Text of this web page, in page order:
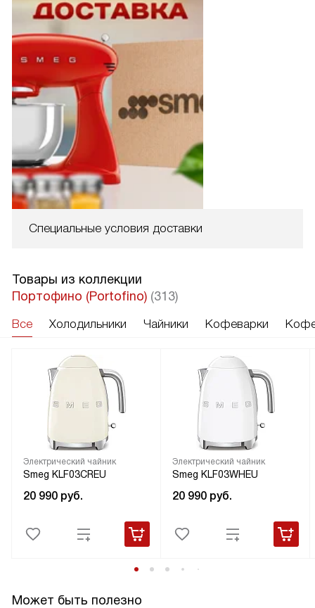
Специальные условия доставки
Товары из коллекции
Портофино (Portofino) (313)
Все Холодильники Чайники Кофеварки
Электрический чайник
Smeg KLF03CREU
20 990 руб.
Электрический чайник
Smeg KLF03WHEU
20 990 руб.
Может быть полезно